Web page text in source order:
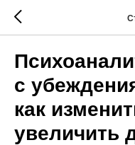
с
как
увеличить